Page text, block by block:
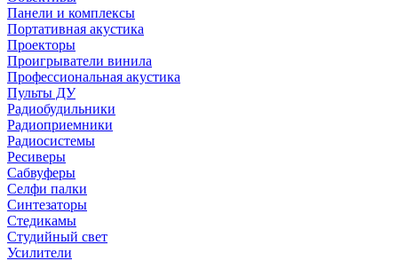
Панели и комплексы
Портативная акустика
Проекторы
Проигрыватели винила
Профессиональная акустика
Пульты ДУ
Радиобудильники
Радиоприемники
Радиосистемы
Ресиверы
Сабвуферы
Селфи палки
Синтезаторы
Стедикамы
Студийный свет
Усилители